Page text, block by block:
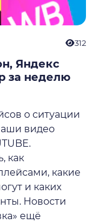
312
Яндекс
за неделю
о ситуации
видео
как
какие
и каких
Новости
ещё